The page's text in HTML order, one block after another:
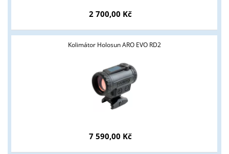
2 700,00 Kč
Kolimátor Holosun ARO EVO RD2
7 590,00 Kč